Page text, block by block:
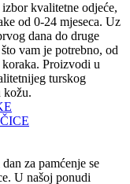
kvalitetne odjeće,
od 0-24 mjeseca. Uz
dana do druge
vam je potrebno, od
Proizvodi u
turskog
kožu.
za pamćenje se
U našoj ponudi